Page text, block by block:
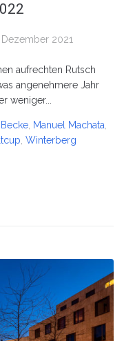
Dezember 2021
aufrechten Rutsch
angenehmere Jahr
weniger...
Manuel Machata
Winterberg